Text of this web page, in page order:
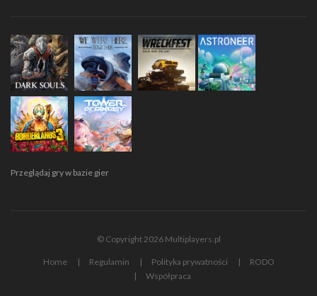
Przeglądaj gry w bazie gier
© Copyright 2026 Multiplayers.pl
Home Regulamin Polityka prywatności
RODO
Współpraca